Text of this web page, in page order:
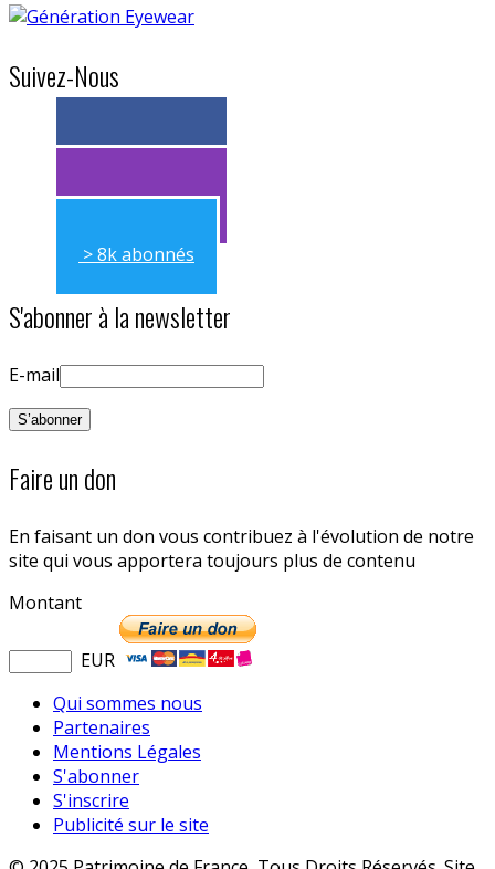
Suivez-Nous
> 11k abonnés
> 11k abonnés
> 8k abonnés
S'abonner à la newsletter
E-mail
Faire un don
En faisant un don vous contribuez à l'évolution de notre
site qui vous apportera toujours plus de contenu
Montant
EUR
Qui sommes nous
Partenaires
Mentions Légales
S'abonner
S'inscrire
Publicité sur le site